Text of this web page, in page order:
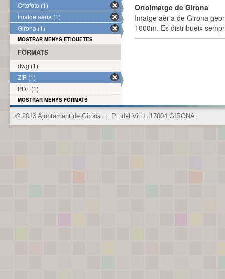
Ortoimatge de Girona
Imatge aèria de Girona
1000m. Es distribueix
Ortofoto (1)
Imatge aèria (1)
Girona (1)
MOSTRAR MENYS ETIQUETES
FORMATS
dwg (1)
ZIP (1)
PDF (1)
MOSTRAR MENYS FORMATS
© 2013 Ajuntament de Girona Pl. del Vi, 1. 17004 GIRONA